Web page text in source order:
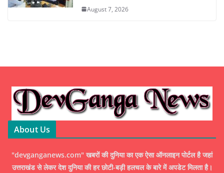
August 7, 2026
About Us
"devganganews.com" खबरों की दुनिया का एक ऐसा ऑनलाइन पोर्टल है जहां
उत्तराखंड से लेकर देश दुनिया की हर छोटी-बड़ी हलचल के बारे में अपडेट मिलता है।